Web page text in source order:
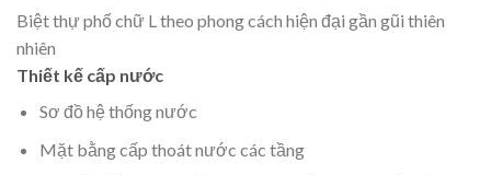
Biệt thự phố chữ L theo phong cách hiện đại gần gũi thiên
nhiên
Thiết kế cấp nước
Sơ đồ hệ thống nước
Mặt bằng cấp thoát nước các tầng